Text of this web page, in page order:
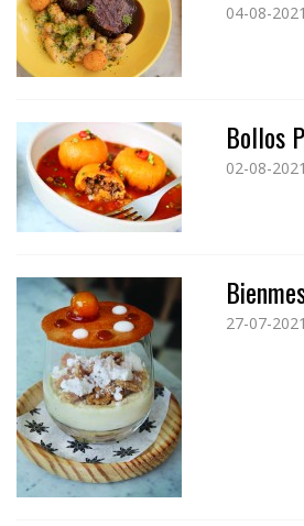
04-08-2021
Bollos
02-08-2021
27-07-2021